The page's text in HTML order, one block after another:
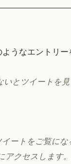
うなエントリー
とツイートを
ートをご覧に
アクセスします